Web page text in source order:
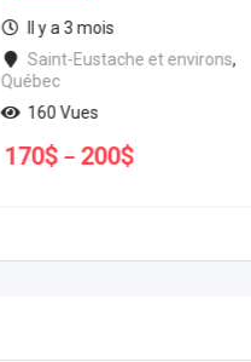
Il y a 3 mois
Saint-Eustache et environs,
Québec
160 Vues
170$ – 200$